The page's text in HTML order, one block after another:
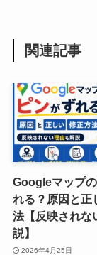
関連記事
Googleマップ
れる？原因と正
法【反映されな
説】
2026年4月25日